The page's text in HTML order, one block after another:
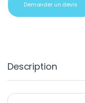
Demander un devis
Description